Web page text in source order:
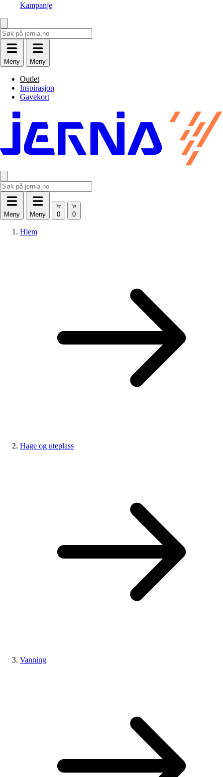
Kampanje
Meny Meny
Outlet
Inspirasjon
Gavekort
Meny Meny
Hjem
Hage og uteplass
Vanning